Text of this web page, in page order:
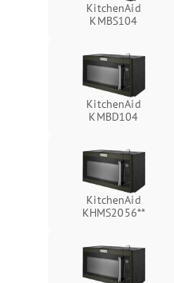
KitchenAid
KMBS104
KitchenAid
KMBD104
KitchenAid
KHMS2056**